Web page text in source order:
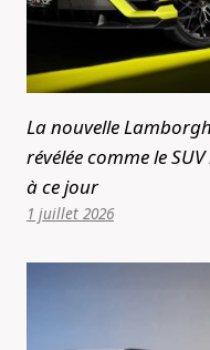
La nouvelle
révélée comme le
à ce jour
1 juillet 2026